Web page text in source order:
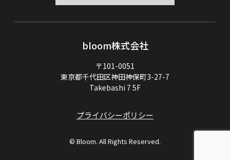
bloom株式会社
〒101-0051
東京都千代田区神田神保町3-27-7
Takebashi 7 5F
プライバシーポリシー
© Bloom. All Rights Reserved.